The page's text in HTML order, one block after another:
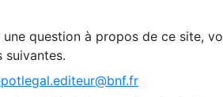
une question à propos de ce site,
suivantes.